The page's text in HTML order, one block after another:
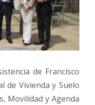
de Francisco
de Vivienda y Suelo
Movilidad y Agenda